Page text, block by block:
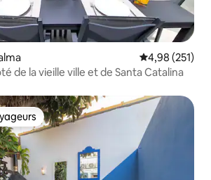
Évaluation
4,98 (251)
de la vieille ville et de Santa Catalina